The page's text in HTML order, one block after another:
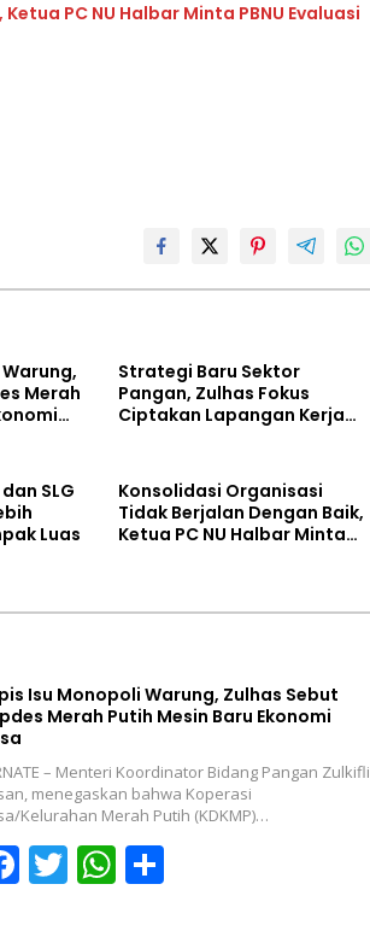
PC NU Halbar Minta PBNU Evaluasi
Merah
Strategi Baru Sektor
Pangan, Zulhas Fokus
Ciptakan Lapangan Kerja
SLG
Luas
Konsolidasi Organisasi
Tidak Berjalan Dengan Baik,
Ketua PC NU Halbar Minta
Isu Monopoli Warung, Zulhas Sebut
Merah Putih Mesin Baru Ekonomi
– Menteri Koordinator Bidang Pangan Zulkifli
menegaskan bahwa Koperasi
Kelurahan Merah Putih (KDKMP)…
F T W S